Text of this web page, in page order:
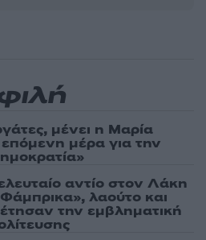
μένει η Μαρία
μέρα για την
αντίο στον Λάκη
λαούτο και
την εμβληματική